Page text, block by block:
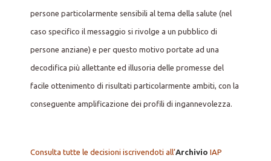
persone particolarmente sensibili al tema della salute (nel
caso specifico il messaggio si rivolge a un pubblico di
persone anziane) e per questo motivo portate ad una
decodifica più allettante ed illusoria delle promesse del
facile ottenimento di risultati particolarmente ambiti, con la
conseguente amplificazione dei profili di ingannevolezza.
Consulta tutte le decisioni iscrivendoti all’Archivio IAP